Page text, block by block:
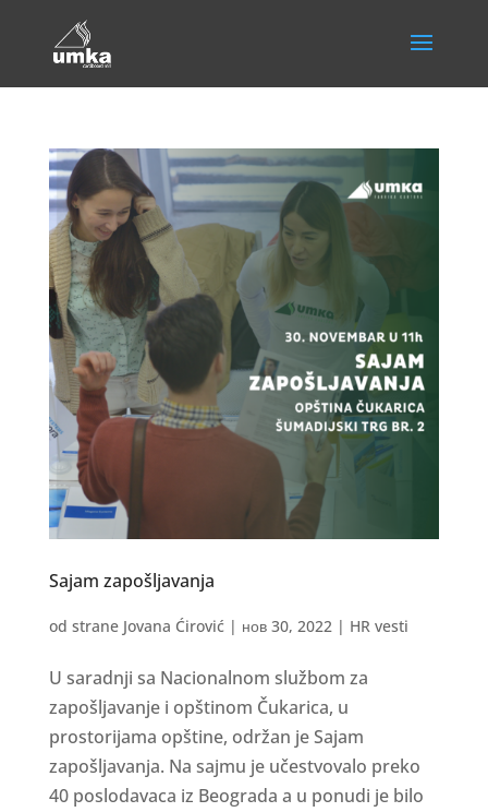
Sajam zapošljavanja
od strane Jovana Ćirović| нов 30, 2022| HR vesti
U saradnji sa Nacionalnom službom za
zapošljavanje i opštinom Čukarica, u
prostorijama opštine, održan je Sajam
zapošljavanja. Na sajmu je učestvovalo preko
40 poslodavaca iz Beograda a u ponudi je bilo